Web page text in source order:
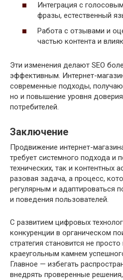
Интеграция с
фразы, естественный
Работа с отзывами и
частью контента и
Эти изменения делают SEO
эффективным. Интернет-
современные подходы,
но и повышение уровня
потребителей.
Заключение
Продвижение интернет-
требует системного подхода и
технических, так и контентных
разовая задача, а процесс,
регулярным и адаптироваться
и поведения пользователей.
С развитием цифровых
конкуренции в органическом
стратегия становится не
краеугольным камнем
Главное — избегать
внедрять проверенные